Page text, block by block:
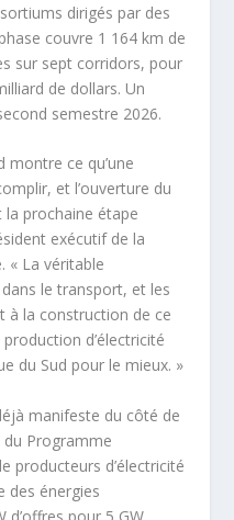
dirigés par des
couvre 1 164 km de
sur sept corridors, pour
de dollars. Un
semestre 2026.
montre ce qu’une
et l’ouverture du
la prochaine étape
exécutif de la
« La véritable
le transport, et les
à la construction de ce
d’électricité
du Sud pour le mieux. »
manifeste du côté de
du Programme
producteurs d’électricité
des énergies
d’offres pour 5 GW